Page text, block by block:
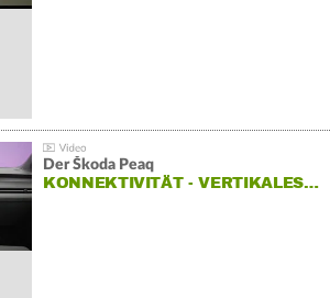
Der Škoda Peaq
KONNEKTIVITÄT - VERTIKALES…